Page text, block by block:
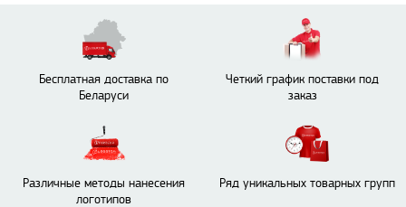
Бесплатная доставка по
Беларуси
Четкий график поставки под
заказ
Различные методы нанесения
логотипов
Ряд уникальных товарных групп